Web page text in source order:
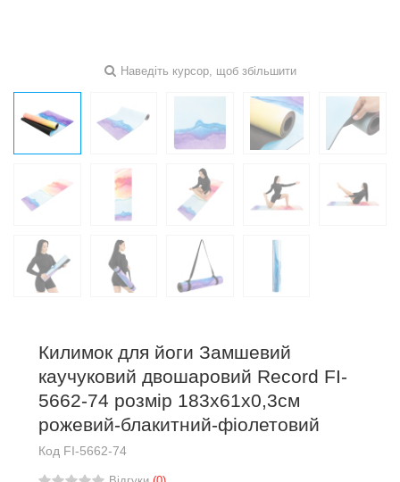
Наведіть курсор, щоб збільшити
Килимок для йоги Замшевий
каучуковий двошаровий Record FI-
5662-74 розмір 183x61x0,3см
рожевий-блакитний-фіолетовий
Код FI-5662-74